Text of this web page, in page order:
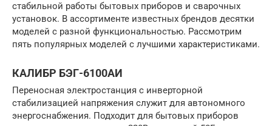
стабильной работы бытовых приборов и сварочных
установок. В ассортименте известных брендов десятки
моделей с разной функциональностью. Рассмотрим
пять популярных моделей с лучшими характеристиками.
КАЛИБР БЭГ-6100АИ
Переносная электростанция с инверторной
стабилизацией напряжения служит для автономного
энергоснабжения. Подходит для бытовых приборов